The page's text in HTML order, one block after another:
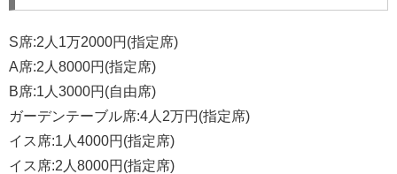
S席:2人1万2000円(指定席)
A席:2人8000円(指定席)
B席:1人3000円(自由席)
ガーデンテーブル席:4人2万円(指定席)
イス席:1人4000円(指定席)
イス席:2人8000円(指定席)